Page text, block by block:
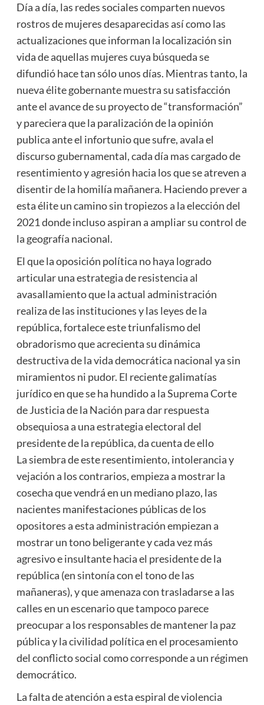
Día a día, las redes sociales comparten nuevos
rostros de mujeres desaparecidas así como las
actualizaciones que informan la localización sin
vida de aquellas mujeres cuya búsqueda se
difundió hace tan sólo unos días. Mientras tanto, la
nueva élite gobernante muestra su satisfacción
ante el avance de su proyecto de “transformación”
y pareciera que la paralización de la opinión
publica ante el infortunio que sufre, avala el
discurso gubernamental, cada día mas cargado de
resentimiento y agresión hacia los que se atreven a
disentir de la homilía mañanera. Haciendo prever a
esta élite un camino sin tropiezos a la elección del
2021 donde incluso aspiran a ampliar su control de
la geografía nacional.
El que la oposición política no haya logrado
articular una estrategia de resistencia al
avasallamiento que la actual administración
realiza de las instituciones y las leyes de la
república, fortalece este triunfalismo del
obradorismo que acrecienta su dinámica
destructiva de la vida democrática nacional ya sin
miramientos ni pudor. El reciente galimatías
jurídico en que se ha hundido a la Suprema Corte
de Justicia de la Nación para dar respuesta
obsequiosa a una estrategia electoral del
presidente de la república, da cuenta de ello
La siembra de este resentimiento, intolerancia y
vejación a los contrarios, empieza a mostrar la
cosecha que vendrá en un mediano plazo, las
nacientes manifestaciones públicas de los
opositores a esta administración empiezan a
mostrar un tono beligerante y cada vez más
agresivo e insultante hacia el presidente de la
república (en sintonía con el tono de las
mañaneras), y que amenaza con trasladarse a las
calles en un escenario que tampoco parece
preocupar a los responsables de mantener la paz
pública y la civilidad política en el procesamiento
del conflicto social como corresponde a un régimen
democrático.
La falta de atención a esta espiral de violencia